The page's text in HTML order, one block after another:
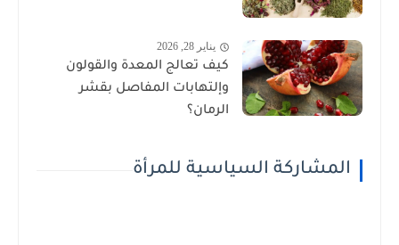
يناير 28, 2026
كيف تعالج المعدة والقولون
وإلتهابات المفاصل بقشر
الرمان؟
المشاركة السياسية للمرأة